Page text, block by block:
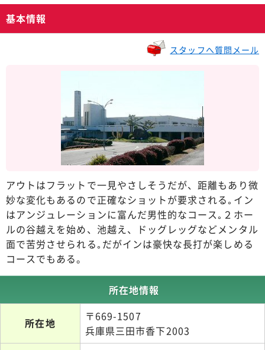
基本情報
スタッフへ質問メール
アウトはフラットで一見やさしそうだが、距離もあり微
妙な変化もあるので正確なショットが要求される｡イン
はアンジュレーションに富んだ男性的なコース｡２ホー
ルの谷越えを始め、池越え、ドッグレッグなどメンタル
面で苦労させられる｡だがインは豪快な長打が楽しめる
コースでもある。
所在地情報
所在地
〒669-1507
兵庫県三田市香下2003